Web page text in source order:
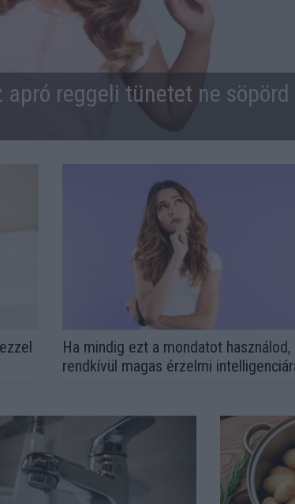
reggeli tünetet ne söpörd
Ha mindig ezt a mondatot használod,
rendkívül magas érzelmi